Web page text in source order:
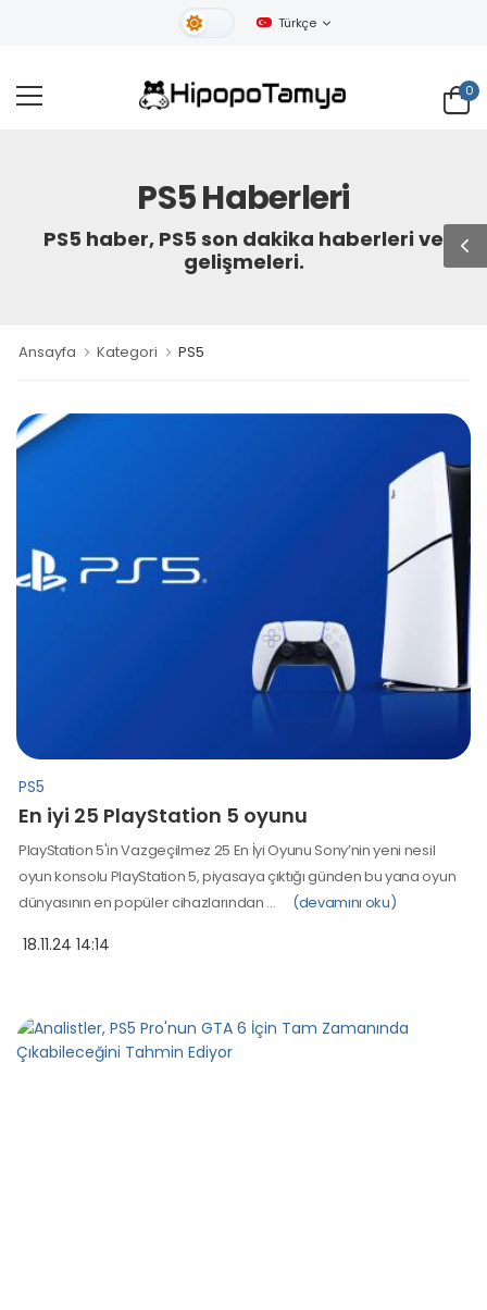
Gündüz Tema
Türkçe
0
PS5 Haberleri
PS5 haber, PS5 son dakika haberleri ve
gelişmeleri.
Ansayfa Kategori PS5
PS5
En iyi 25 PlayStation 5 oyunu
PlayStation 5'in Vazgeçilmez 25 En İyi Oyunu Sony’nin yeni nesil
oyun konsolu PlayStation 5, piyasaya çıktığı günden bu yana oyun
dünyasının en popüler cihazlarından …
(devamını oku)
18.11.24 14:14